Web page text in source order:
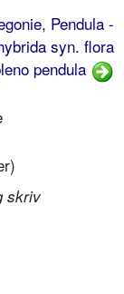
Pendula -
syn. flora
pendula
skriv